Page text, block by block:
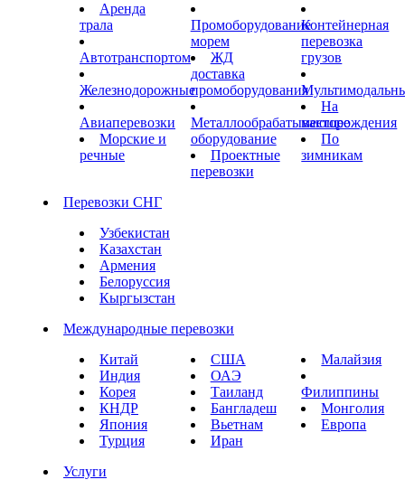
Аренда
трала
Автотранспортом
Железнодорожные
Авиаперевозки
Морские и
речные
Промоборудование
морем
ЖД
доставка
промоборудования
Металлообрабатывающее
оборудование
Проектные
перевозки
Контейнерная
перевозка
грузов
На
месторождения
По
зимникам
Перевозки СНГ
Узбекистан
Казахстан
Армения
Белоруссия
Кыргызстан
Международные перевозки
Китай
Индия
Корея
КНДР
Япония
Турция
США
ОАЭ
Таиланд
Бангладеш
Вьетнам
Иран
Малайзия
Филиппины
Монголия
Европа
Услуги